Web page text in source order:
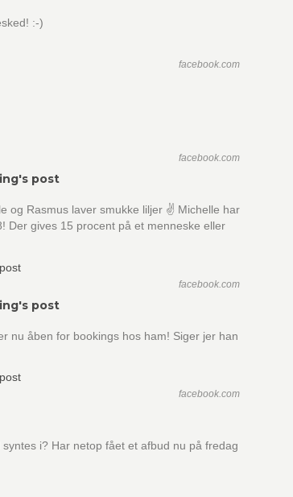
:-)
facebook.com
facebook.com
post
og Rasmus laver smukke liljer ✌️ Michelle har
Der gives 15 procent på et menneske eller
facebook.com
post
nu åben for bookings hos ham! Siger jer han
facebook.com
i? Har netop fået et afbud nu på fredag